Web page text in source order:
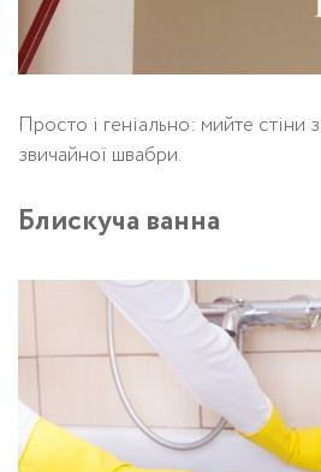
Просто і геніально: мийте
звичайної швабри.
Блискуча ванна